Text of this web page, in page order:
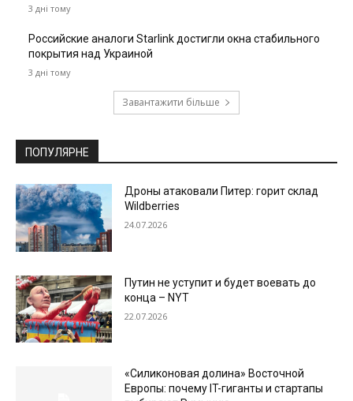
3 дні тому
Российские аналоги Starlink достигли окна стабильного
покрытия над Украиной
3 дні тому
Завантажити більше
ПОПУЛЯРНЕ
Дроны атаковали Питер: горит склад
Wildberries
24.07.2026
Путин не уступит и будет воевать до
конца – NYT
22.07.2026
«Силиконовая долина» Восточной
Европы: почему IT-гиганты и стартапы